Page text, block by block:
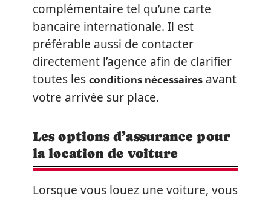
complémentaire tel qu’une carte
bancaire internationale. Il est
préférable aussi de contacter
directement l’agence afin de clarifier
toutes lesconditions nécessaires avant
votre arrivée sur place.
Les options d’assurance pour
la location de voiture
Lorsque vous louez une voiture, vous